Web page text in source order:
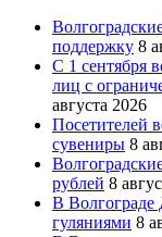
поддержку 8
С 1 сентября
лиц с
августа 2026
Посетителей
сувениры 8
рублей 8
В Волгограде
гуляниями 8